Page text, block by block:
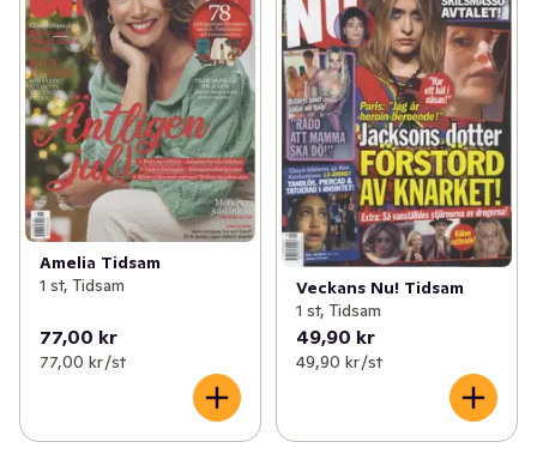
Amelia Tidsam
1 st, Tidsam
77,00 kr
77,00 kr /st
Veckans Nu! Tidsam
1 st, Tidsam
49,90 kr
49,90 kr /st